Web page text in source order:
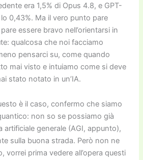
era 1,5% di Opus 4.8, e GPT-
0,43%. Ma il vero punto pare
essere bravo nell’orientarsi in
qualcosa che noi facciamo
pensarci su, come quando
mai visto e intuiamo come si deve
stato notato in un’IA.
è il caso, confermo che siamo
non so se possiamo già
artificiale generale (AGI, appunto),
sulla buona strada. Però non ne
vorrei prima vedere all’opera questi